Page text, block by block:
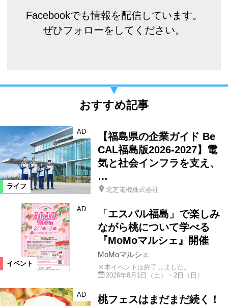
Facebookでも情報を配信しています。
ぜひフォローをしてください。
おすすめ記事
ライフ
AD
【福島県の企業ガイド Be
CAL福島版2026-2027】電
気と社会インフラを支え、
…
北芝電機株式会社
イベント
AD
「エスパル福島」で楽しみ
ながら桃について学べる
『MoMoマルシェ』開催
MoMoマルシェ
※本イベントは終了しました。
2026年8月1日（土）・2日（日）
AD
桃フェスはまだまだ続く！